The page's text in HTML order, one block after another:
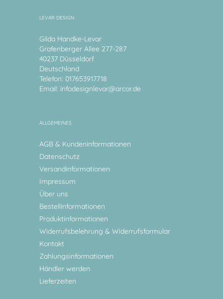
LEVAR DESIGN
Gilda Handke-Levar
Grafenberger Allee 277-287
40237 Düsseldorf
Deutschland
Telefon: 017653917718
Email: infodesignlevar@arcor.de
ALLGEMEINES
AGB & Kundeninformationen
Datenschutz
Versandinformationen
Impressum
Über uns
Bestellinformationen
Produktinformationen
Widerrufsbelehrung & Widerrufsformular
Kontakt
Zahlungsinformationen
Händler werden
Lieferzeiten